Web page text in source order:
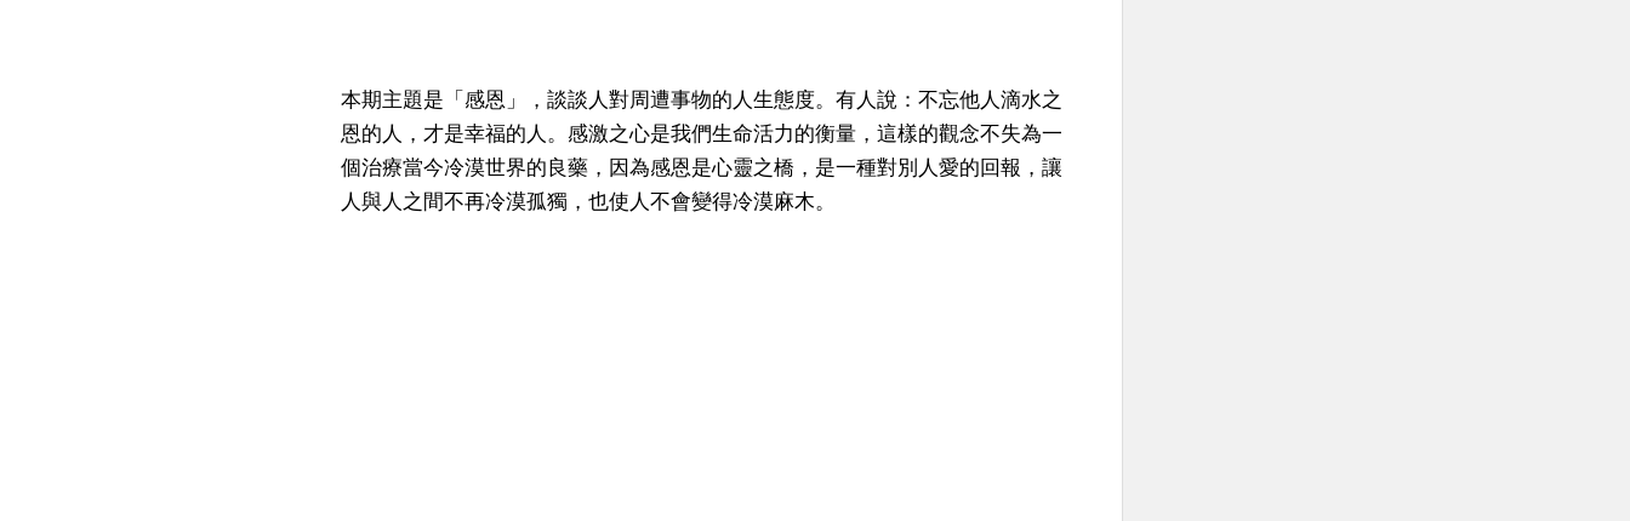
本期主題是「感恩」，談談人對周遭事物的人生態度。有人說：不忘他人滴水之
恩的人，才是幸福的人。感激之心是我們生命活力的衡量，這樣的觀念不失為一
個治療當今冷漠世界的良藥，因為感恩是心靈之橋，是一種對別人愛的回報，讓
人與人之間不再冷漠孤獨，也使人不會變得冷漠麻木。